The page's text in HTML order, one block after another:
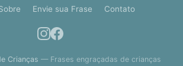
Envie sua Frase Contato
Crianças — Frases engraçadas de crianças